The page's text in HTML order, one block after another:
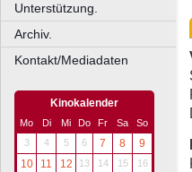
Unterstützung.
Archiv.
Kontakt/Mediadaten
Kinokalender
Mo Di Mi Do Fr Sa
So
3
4 5 6 7 8
9
10
11 12 13 14 15 16